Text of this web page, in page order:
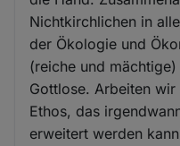
Nichtkirchlichen in
der Ökologie und
(reiche und
Gottlose. Arbeiten wir
Ethos, das
erweitert werden